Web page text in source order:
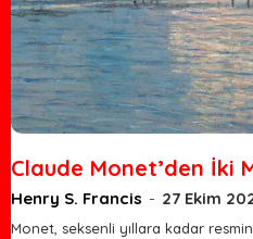
Claude Monet’den İki
Henry S. Francis - 27 Ekim
Monet, seksenli yıllara kadar